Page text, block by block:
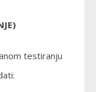
testiranju